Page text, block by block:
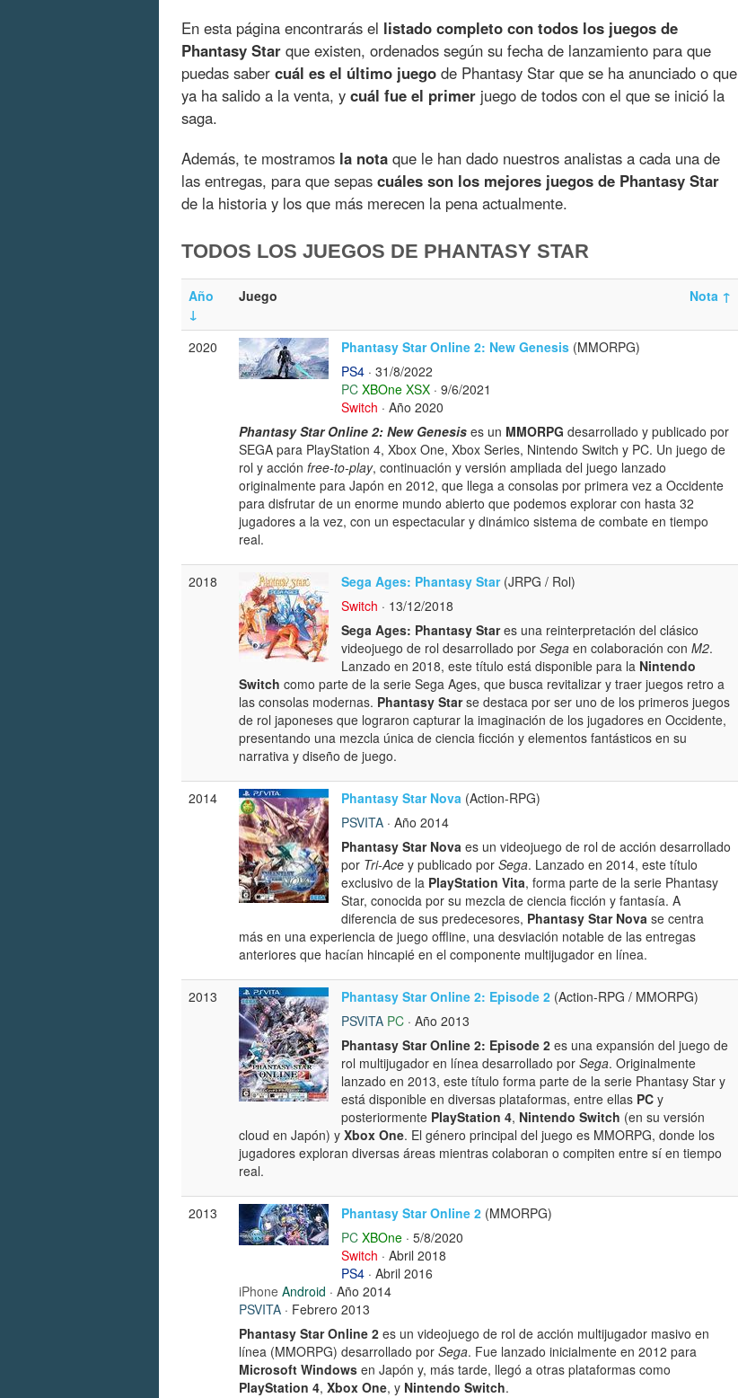
En esta página encontrarás el listado completo con todos los juegos de
Phantasy Star que existen, ordenados según su fecha de lanzamiento para que
puedas saber cuál es el último juego de Phantasy Star que se ha anunciado o que
ya ha salido a la venta, y cuál fue el primer juego de todos con el que se inició la
saga.
Además, te mostramos la nota que le han dado nuestros analistas a cada una de
las entregas, para que sepas cuáles son los mejores juegos de Phantasy Star
de la historia y los que más merecen la pena actualmente.
TODOS LOS JUEGOS DE PHANTASY STAR
Año
↓
Nota ↑
Juego
2020 Phantasy Star Online 2: New Genesis (MMORPG)
PS4 · 31/8/2022
PC XBOne XSX · 9/6/2021
Switch · Año 2020
Phantasy Star Online 2: New Genesis es un MMORPG desarrollado y publicado por
SEGA para PlayStation 4, Xbox One, Xbox Series, Nintendo Switch y PC. Un juego de
rol y acción free-to-play, continuación y versión ampliada del juego lanzado
originalmente para Japón en 2012, que llega a consolas por primera vez a Occidente
para disfrutar de un enorme mundo abierto que podemos explorar con hasta 32
jugadores a la vez, con un espectacular y dinámico sistema de combate en tiempo
real.
2018 Sega Ages: Phantasy Star(JRPG / Rol)
Switch · 13/12/2018
Sega Ages: Phantasy Stares una reinterpretación del clásico
videojuego de rol desarrollado por Sega en colaboración con M2.
Lanzado en 2018, este título está disponible para la Nintendo
Switch como parte de la serie Sega Ages, que busca revitalizar y traer juegos retro a
las consolas modernas. Phantasy Starse destaca por ser uno de los primeros juegos
de rol japoneses que lograron capturar la imaginación de los jugadores en Occidente,
presentando una mezcla única de ciencia ficción y elementos fantásticos en su
narrativa y diseño de juego.
2014 Phantasy Star Nova (Action-RPG)
PSVITA · Año 2014
Phantasy Star Nova es un videojuego de rol de acción desarrollado
por Tri-Ace y publicado por Sega. Lanzado en 2014, este título
exclusivo de la PlayStation Vita, forma parte de la serie Phantasy
Star, conocida por su mezcla de ciencia ficción y fantasía. A
diferencia de sus predecesores, Phantasy Star Nova se centra
más en una experiencia de juego offline, una desviación notable de las entregas
anteriores que hacían hincapié en el componente multijugador en línea.
2013 Phantasy Star Online 2: Episode 2 (Action-RPG / MMORPG)
PSVITA PC · Año 2013
Phantasy Star Online 2: Episode 2 es una expansión del juego de
rol multijugador en línea desarrollado por Sega. Originalmente
lanzado en 2013, este título forma parte de la serie Phantasy Star y
está disponible en diversas plataformas, entre ellas PC y
posteriormente PlayStation 4, Nintendo Switch (en su versión
cloud en Japón) y Xbox One. El género principal del juego es MMORPG, donde los
jugadores exploran diversas áreas mientras colaboran o compiten entre sí en tiempo
real.
2013 Phantasy Star Online 2 (MMORPG)
PC XBOne · 5/8/2020
Switch · Abril 2018
PS4 · Abril 2016
iPhone Android · Año 2014
PSVITA · Febrero 2013
Phantasy Star Online 2 es un videojuego de rol de acción multijugador masivo en
línea (MMORPG) desarrollado por Sega. Fue lanzado inicialmente en 2012 para
Microsoft Windows en Japón y, más tarde, llegó a otras plataformas como
PlayStation 4, Xbox One, y Nintendo Switch.